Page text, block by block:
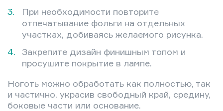
При необходимости повторите
отпечатывание фольги на отдельных
участках, добиваясь желаемого рисунка.
Закрепите дизайн финишным топом и
просушите покрытие в лампе.
Ноготь можно обработать как полностью, так
и частично, украсив свободный край, средину,
боковые части или основание.